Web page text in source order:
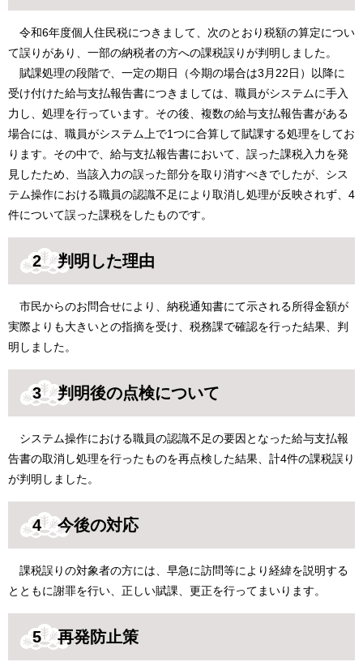
令和6年度個人住民税につきまして、次のとおり税額の算定につい
て誤りがあり、一部の納税者の方への課税誤りが判明しました。
賦課処理の段階で、一定の期日（今期の場合は3月22日）以降に
受け付けた給与支払報告書につきましては、職員がシステムに手入
力し、処理を行っています。その後、複数の給与支払報告書がある
場合には、職員がシステム上で1つに合算して賦課する処理をしてお
ります。その中で、給与支払報告書において、誤った課税入力を発
見したため、当該入力の誤った部分を取り消すべきでしたが、シス
テム操作における職員の認識不足により取消し処理が反映されず、4
件について誤った課税をしたものです。
2 判明した理由
市民からのお問合せにより、納税通知書にて示される所得金額が
実際よりも大きいとの指摘を受け、税務課で確認を行った結果、判
明しました。
3 判明後の点検について
システム操作における職員の認識不足の要因となった給与支払報
告書の取消し処理を行ったものを再点検した結果、計4件の課税誤り
が判明しました。
4 今後の対応
課税誤りの対象者の方には、早急に訪問等により経緯を説明する
とともに謝罪を行い、正しい賦課、更正を行ってまいります。
5 再発防止策